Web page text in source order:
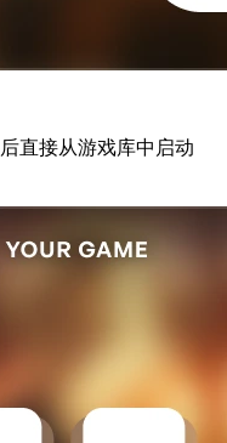
直接从游戏库中启动